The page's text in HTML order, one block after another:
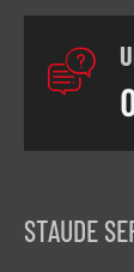
STAUDE